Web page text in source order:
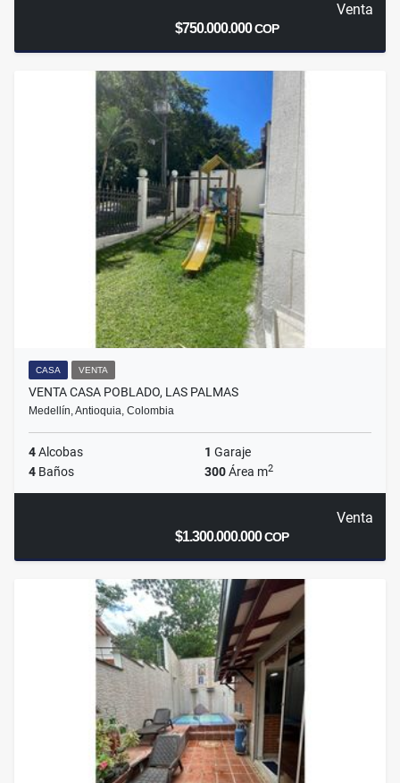
Venta
$750.000.000COP
CASA VENTA
VENTA CASA POBLADO, LAS PALMAS
Medellín, Antioquia, Colombia
4Alcobas 1 Garaje
4 Baños 300Área m2
Venta
$1.300.000.000COP